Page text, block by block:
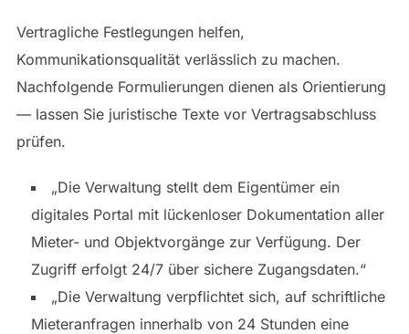
Vertragliche Festlegungen helfen,
Kommunikationsqualität verlässlich zu machen.
Nachfolgende Formulierungen dienen als Orientierung
— lassen Sie juristische Texte vor Vertragsabschluss
prüfen.
„Die Verwaltung stellt dem Eigentümer ein
digitales Portal mit lückenloser Dokumentation aller
Mieter- und Objektvorgänge zur Verfügung. Der
Zugriff erfolgt 24/7 über sichere Zugangsdaten.“
„Die Verwaltung verpflichtet sich, auf schriftliche
Mieteranfragen innerhalb von 24 Stunden eine